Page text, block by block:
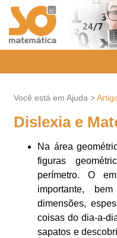
Você está em Ajuda >
Dislexia e
Na área
figuras
perímetro. O
importante,
dimensões,
coisas do dia-a-
sapatos e